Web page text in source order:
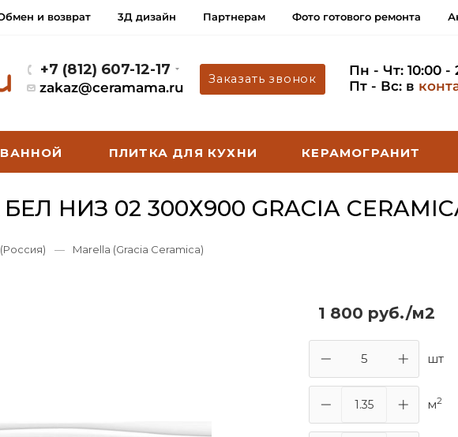
и возврат 3Д дизайн Партнерам Фото готового ремонта
+7 (812) 607-12-17
zakaz@ceramama.ru
Заказать звонок
Пн - Чт: 10:00 -
Пт - Вс: в
ПЛИТКА ДЛЯ КУХНИ КЕРАМОГРАНИТ
НИЗ 02 300Х900 GRACIA
— Marella (Gracia Ceramica)
1 800 руб./м2
шт
м2